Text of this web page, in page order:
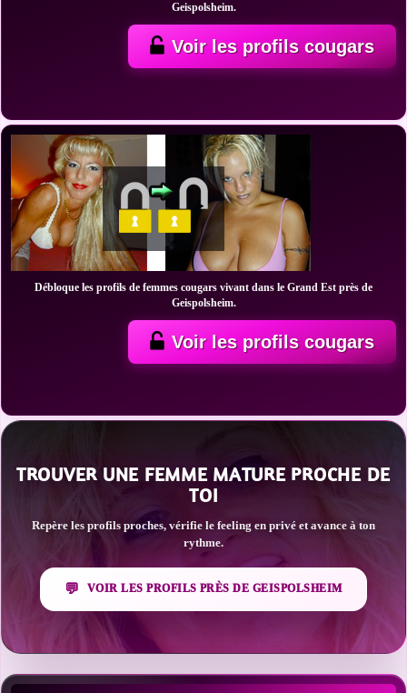
Geispolsheim.
Voir les profils cougars
Débloque les profils de femmes cougars vivant dans le Grand Est près de
Geispolsheim.
Voir les profils cougars
TROUVER UNE FEMME MATURE PROCHE DE
TOI
Repère les profils proches, vérifie le feeling en privé et avance à ton
rythme.
VOIR LES PROFILS PRÈS DE GEISPOLSHEIM